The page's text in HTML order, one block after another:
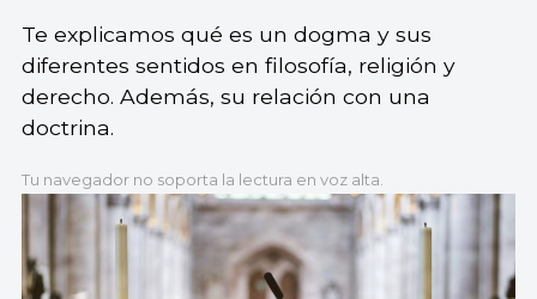
Te explicamos qué es un dogma y sus
diferentes sentidos en filosofía, religión y
derecho. Además, su relación con una
doctrina.
Tu navegador no soporta la lectura en voz alta.